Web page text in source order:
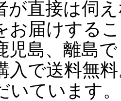
が直接は伺
お届けする
児島、離島
入で送料無
いています。